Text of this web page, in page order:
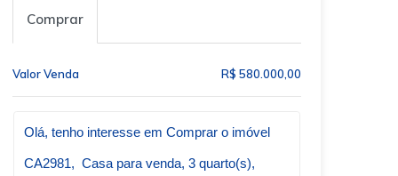
Comprar
Valor Venda R$ 580.000,00